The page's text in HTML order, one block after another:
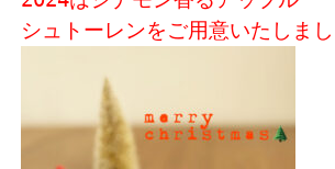
シュトーレンをご用意いたしま